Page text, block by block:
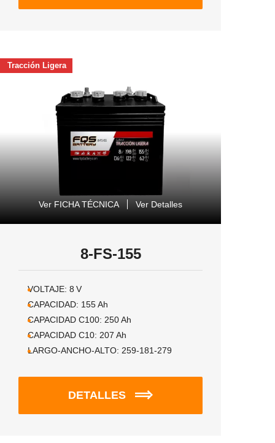
Tracción Ligera
Ver FICHA TÉCNICA Ver Detalles
8-FS-155
VOLTAJE: 8 V
CAPACIDAD: 155Ah
CAPACIDAD C100: 250Ah
CAPACIDAD C10: 207 Ah
LARGO-ANCHO-ALTO: 259-181-279
DETALLES